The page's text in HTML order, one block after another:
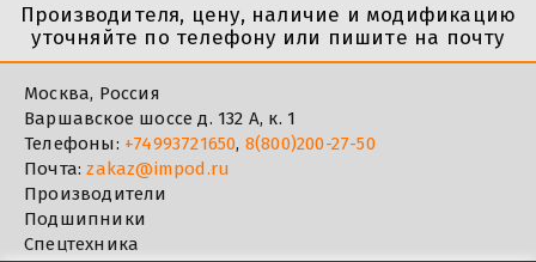
Производителя, цену, наличие и модификацию
уточняйте по телефону или пишите на почту
Москва, Россия
Варшавское шоссе д. 132 А, к. 1
Телефоны: +74993721650, 8(800)200-27-50
Почта:zakaz@impod.ru
Производители
Подшипники
Спецтехника